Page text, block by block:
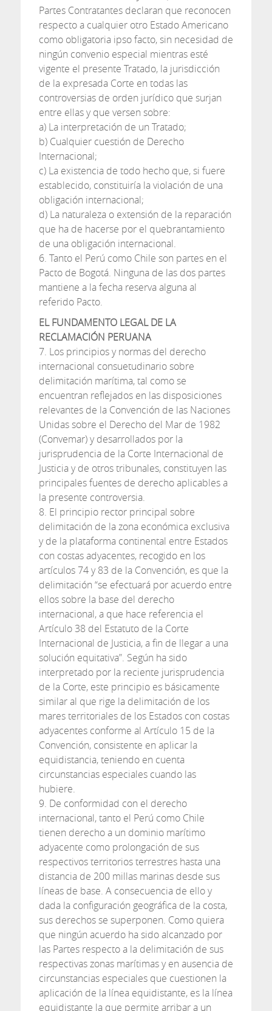
Partes Contratantes declaran que reconocen
respecto a cualquier otro Estado Americano
como obligatoria ipso facto, sin necesidad de
ningún convenio especial mientras esté
vigente el presente Tratado, la jurisdicción
de la expresada Corte en todas las
controversias de orden jurídico que surjan
entre ellas y que versen sobre:
a) La interpretación de un Tratado;
b) Cualquier cuestión de Derecho
Internacional;
c) La existencia de todo hecho que, si fuere
establecido, constituiría la violación de una
obligación internacional;
d) La naturaleza o extensión de la reparación
que ha de hacerse por el quebrantamiento
de una obligación internacional.
6. Tanto el Perú como Chile son partes en el
Pacto de Bogotá. Ninguna de las dos partes
mantiene a la fecha reserva alguna al
referido Pacto.
EL FUNDAMENTO LEGAL DE LA
RECLAMACIÓN PERUANA
7. Los principios y normas del derecho
internacional consuetudinario sobre
delimitación marítima, tal como se
encuentran reflejados en las disposiciones
relevantes de la Convención de las Naciones
Unidas sobre el Derecho del Mar de 1982
(Convemar) y desarrollados por la
jurisprudencia de la Corte Internacional de
Justicia y de otros tribunales, constituyen las
principales fuentes de derecho aplicables a
la presente controversia.
8. El principio rector principal sobre
delimitación de la zona económica exclusiva
y de la plataforma continental entre Estados
con costas adyacentes, recogido en los
artículos 74 y 83 de la Convención, es que la
delimitación “se efectuará por acuerdo entre
ellos sobre la base del derecho
internacional, a que hace referencia el
Artículo 38 del Estatuto de la Corte
Internacional de Justicia, a fin de llegar a una
solución equitativa”. Según ha sido
interpretado por la reciente jurisprudencia
de la Corte, este principio es básicamente
similar al que rige la delimitación de los
mares territoriales de los Estados con costas
adyacentes conforme al Artículo 15 de la
Convención, consistente en aplicar la
equidistancia, teniendo en cuenta
circunstancias especiales cuando las
hubiere.
9. De conformidad con el derecho
internacional, tanto el Perú como Chile
tienen derecho a un dominio marítimo
adyacente como prolongación de sus
respectivos territorios terrestres hasta una
distancia de 200 millas marinas desde sus
líneas de base. A consecuencia de ello y
dada la configuración geográfica de la costa,
sus derechos se superponen. Como quiera
que ningún acuerdo ha sido alcanzado por
las Partes respecto a la delimitación de sus
respectivas zonas marítimas y en ausencia de
circunstancias especiales que cuestionen la
aplicación de la línea equidistante, es la línea
equidistante la que permite arribar a un